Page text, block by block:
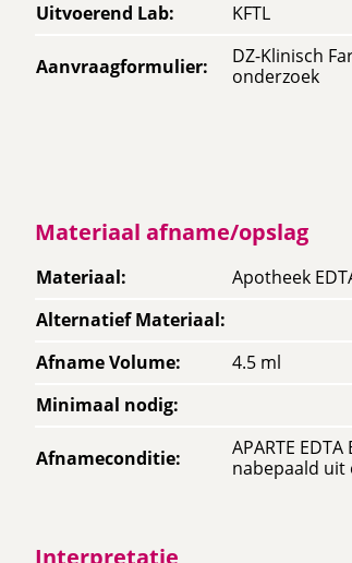
Uitvoerend Lab: KFTL
Aanvraagformulier:
DZ-Klinisch
onderzoek
Materiaal afname/opslag
Materiaal: Apotheek
Alternatief Materiaal:
Afname Volume:
4.5 ml
Minimaal nodig:
Afnameconditie:
APARTE
nabepaald uit
Interpretatie